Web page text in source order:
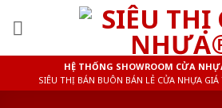
HỆ THỐNG SHOWROOM CỬA
SIÊU THỊ BÁN BUÔN BÁN LẺ CỬA NHỰA